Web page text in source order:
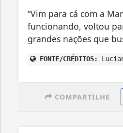
“Vim para cá com a
funcionando, voltou
grandes nações que
FONTE/CRÉDITOS:
COMPARTILHE